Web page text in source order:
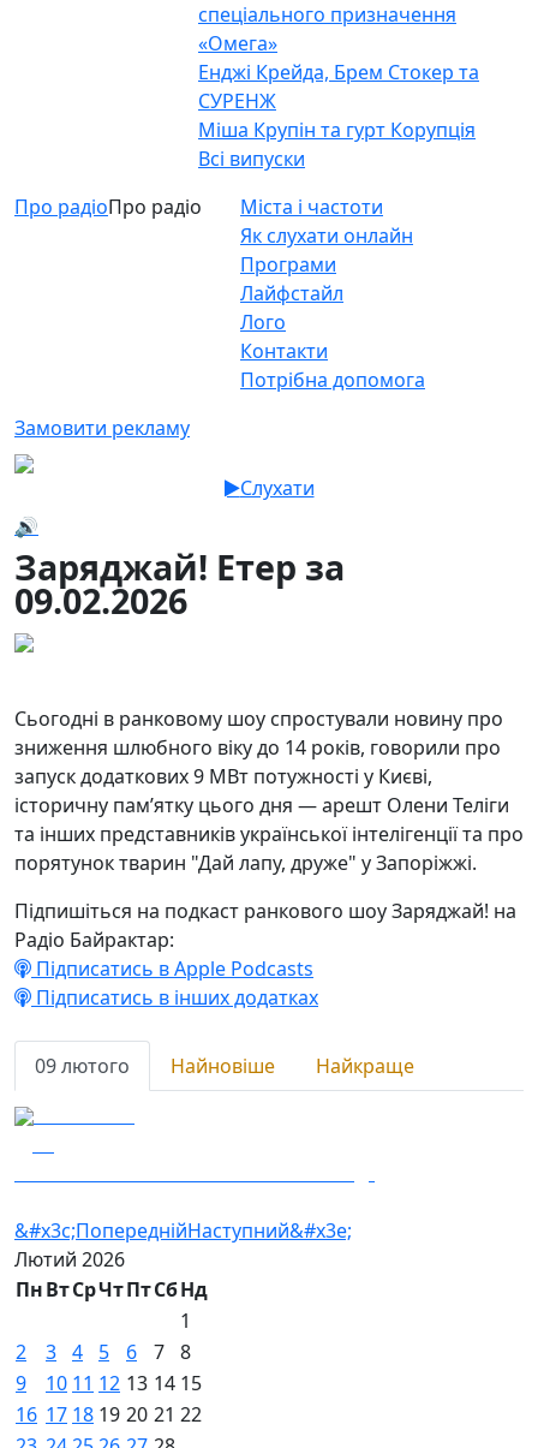
спеціального призначення
«Омега»
Енджі Крейда, Брем Стокер та
СУРЕНЖ
Міша Крупін та гурт Корупція
Всі випуски
Про радіоПро радіо
Міста і частоти
Як слухати онлайн
Програми
Лайфстайл
Лого
Контакти
Потрібна допомога
Замовити рекламу
Слухати
🔊
Заряджай! Етер за
09.02.2026
Сьогодні в ранковому шоу спростували новину про
зниження шлюбного віку до 14 років, говорили про
запуск додаткових 9 МВт потужності у Києві,
історичну пам’ятку цього дня — арешт Олени Теліги
та інших представників української інтелігенції та про
порятунок тварин "Дай лапу, друже" у Запоріжжі.
Підпишіться на подкаст ранкового шоу Заряджай! на
Радіо Байрактар:
Підписатись в Apple Podcasts
Підписатись в інших додатках
09 лютого Найновіше
Найкраще
&#x3c;ПопереднійНаступний&#x3e;
Лютий 2026
ПнВтСрЧтПтСбНд
1
2
3 4 5 6 7 8
9
10 11 12 13 14 15
16 17 18 19 20 21 22